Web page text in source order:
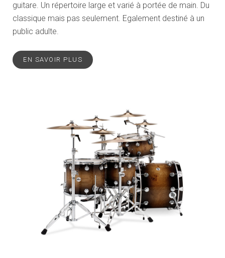
guitare. Un répertoire large et varié à portée de main. Du
classique mais pas seulement. Egalement destiné à un
public adulte.
EN SAVOIR PLUS